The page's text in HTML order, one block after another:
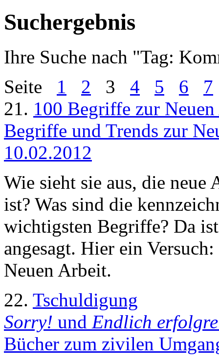
Suchergebnis
Ihre Suche nach "Tag:
Seite 1 2 3 4 5 6 7
21. 100 Begriffe zur
Begriffe und Trends zur
10.02.2012
Wie sieht sie aus, die neue
ist? Was sind die
wichtigsten Begriffe? Da
angesagt. Hier ein
Neuen Arbeit.
22. Tschuldigung
Sorry! und Endlich
Bücher zum zivilen